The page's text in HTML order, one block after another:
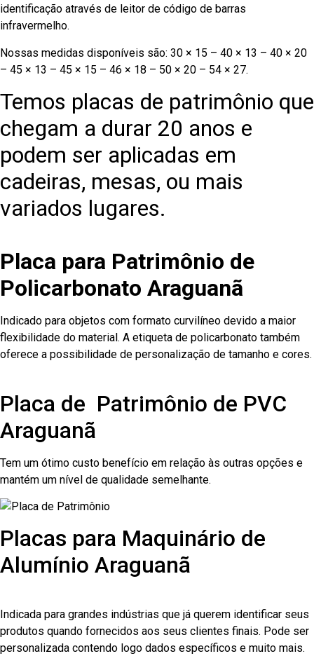
identificação através de leitor de código de barras
infravermelho.
Nossas medidas disponíveis são: 30 × 15 – 40 × 13 – 40 × 20
– 45 × 13 – 45 × 15 – 46 × 18 – 50 × 20 – 54 × 27.
Temos placas de patrimônio que
chegam a durar 20 anos e
podem ser aplicadas em
cadeiras, mesas, ou mais
variados lugares.
Placa para Patrimônio de
Policarbonato Araguanã
Indicado para objetos com formato curvilíneo devido a maior
flexibilidade do material. A etiqueta de policarbonato também
oferece a possibilidade de personalização de tamanho e cores.
Placa de Patrimônio de PVC
Araguanã
Tem um ótimo custo benefício em relação às outras opções e
mantém um nível de qualidade semelhante.
Placas para Maquinário de
Alumínio Araguanã
Indicada para grandes indústrias que já querem identificar seus
produtos quando fornecidos aos seus clientes finais. Pode ser
personalizada contendo logo dados específicos e muito mais.